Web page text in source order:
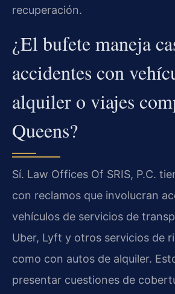
recuperación.
¿El bufete maneja
accidentes con
alquiler o viajes
Queens?
Sí. Law Offices Of SRIS, P.C.
con reclamos que involucran
vehículos de servicios de
Uber, Lyft y otros servicios de
como con autos de alquiler.
presentar cuestiones de